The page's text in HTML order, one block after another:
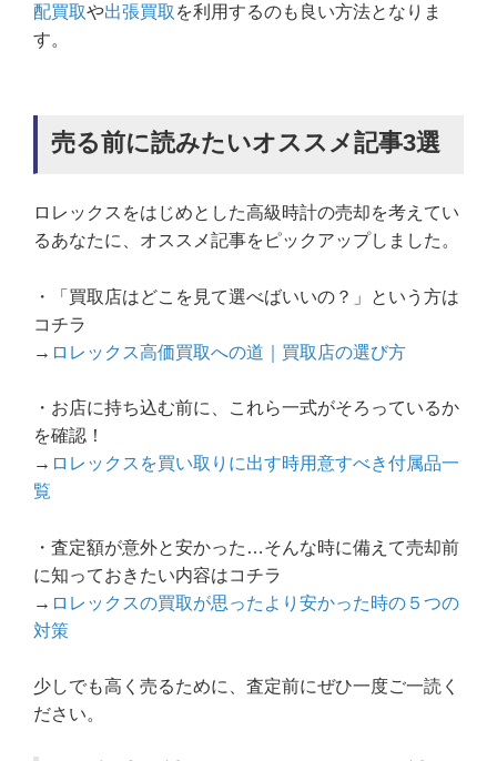
配買取や出張買取 を利用するのも良い方法となりま
す。
売る前に読みたいオススメ記事3選
ロレックスをはじめとした高級時計の売却を考えてい
るあなたに、オススメ記事をピックアップしました。
・「買取店はどこを見て選べばいいの？」という方は
コチラ
→ ロレックス高価買取への道｜買取店の選び方
・お店に持ち込む前に、これら一式がそろっているか
を確認！
→ ロレックスを買い取りに出す時用意すべき付属品一
覧
・査定額が意外と安かった…そんな時に備えて売却前
に知っておきたい内容はコチラ
→ ロレックスの買取が思ったより安かった時の５つの
対策
少しでも高く売るために、査定前にぜひ一度ご一読く
ださい。